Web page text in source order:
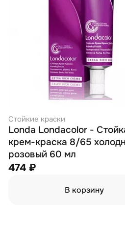
Стойкие краски
Londa Londacolor -
крем-краска 8/65
розовый 60 мл
474 ₽
В корзину